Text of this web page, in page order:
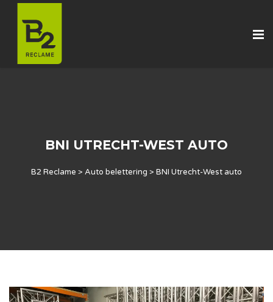
BNI UTRECHT-WEST AUTO
B2 Reclame > Auto belettering > BNI Utrecht-West auto